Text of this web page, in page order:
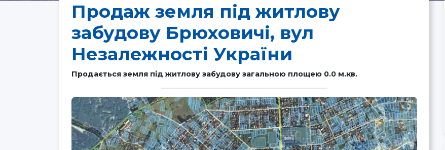
Продаж земля під житлову
забудову Брюховичі, вул
Незалежності України
Продається земля під житлову забудову загальною площею 0.0 м.кв.